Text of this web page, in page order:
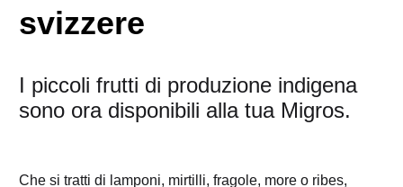
svizzere
I piccoli frutti di produzione indigena
sono ora disponibili alla tua Migros.
Che si tratti di lamponi, mirtilli, fragole, more o ribes,